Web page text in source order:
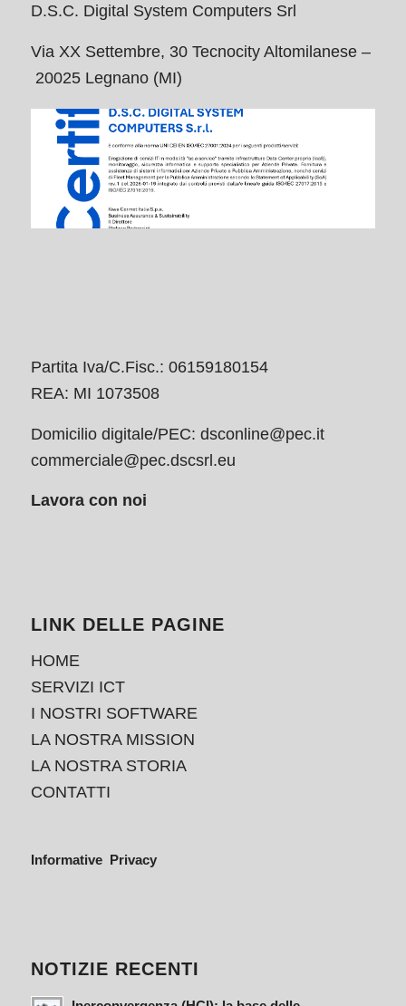
D.S.C. Digital System Computers Srl
Via XX Settembre, 30 Tecnocity Altomilanese –
20025 Legnano (MI)
Partita Iva/C.Fisc.: 06159180154
REA: MI 1073508
Domicilio digitale/PEC: dsconline@pec.it
commerciale@pec.dscsrl.eu
Lavora con noi
LINK DELLE PAGINE
HOME
SERVIZI ICT
I NOSTRI SOFTWARE
LA NOSTRA MISSION
LA NOSTRA STORIA
CONTATTI
Informative Privacy
NOTIZIE RECENTI